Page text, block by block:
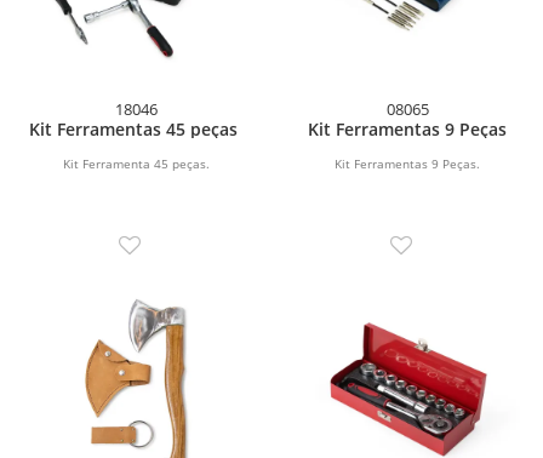
18046
Kit Ferramentas 45 peças
Kit Ferramenta 45 peças.
08065
Kit Ferramentas 9 Peças
Kit Ferramentas 9 Peças.